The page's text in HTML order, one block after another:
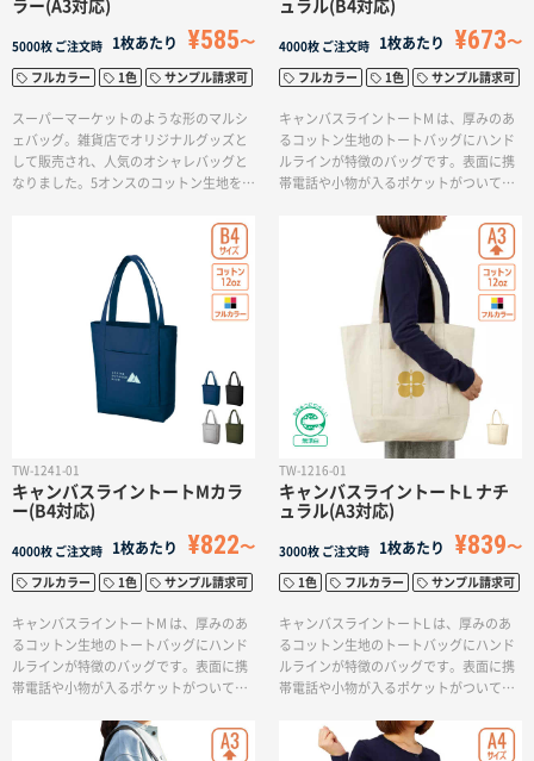
サイトメニュー
ご注文の流れ
データ入稿ガイド
再注文について
よくあるご質問
名入れグループサイト
ラー(A3対応)
5000枚 ご注文時 1枚あたり ¥585
フルカラー 1色 サンプル請求可
スーパーマーケットのような形のマルシ
ェバッグ。雑貨店でオリジナルグッズと
して販売され、人気のオシャレバッグと
なりました。5オンスのコットン生地を使
となっています。また、折り畳めば持ち
運びも便利でエコバッグとしてもご使用
いただけます。ブランドロゴをいれる印
刷範囲が大きく、オリジナルバッグとし
てお作りし、販売することもできます
ュラル(B4対応)
4000枚 ご注文時 1枚あたり ¥673
フルカラー 1色 サンプル請求可
キャンバスライントートM は、厚みのあ
るコットン生地のトートバッグにハンド
ルラインが特徴のバッグです。表面に携
帯電話や小物が入るポケットがついてお
通勤時のサブバッグとしてもおすすめで
す。ハンドル部分はポケット下までつい
ているユニークでお洒落なデザインで、
世代問わずお使いいただけます。名入れ
はポケット面に、1色またはフルカラーで
の印刷が可能です。ナチュラルの生地は
無漂白アイテムのため、エコマークがつ
TW-1241-01
キャンバスライントートMカラ
ー(B4対応)
4000枚 ご注文時 1枚あたり ¥822
フルカラー 1色 サンプル請求可
キャンバスライントートM は、厚みのあ
るコットン生地のトートバッグにハンド
ルラインが特徴のバッグです。表面に携
帯電話や小物が入るポケットがついてお
通勤時のサブバッグとしてもおすすめで
す。ハンドル部分はポケット下までつい
TW-1216-01
キャンバスライントートL ナチ
ュラル(A3対応)
3000枚 ご注文時 1枚あたり ¥839
1色 フルカラー サンプル請求可
キャンバスライントートL は、厚みのあ
るコットン生地のトートバッグにハンド
ルラインが特徴のバッグです。表面に携
帯電話や小物が入るポケットがついてお
活躍するサイズのバッグとしておすすめ
です。ハンドル部分はポケット下までつ